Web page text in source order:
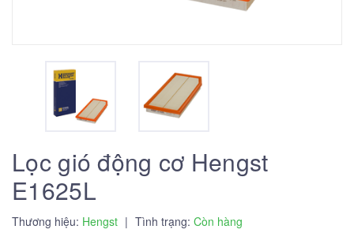
Lọc gió động cơ Hengst
E1625L
Thương hiệu: Hengst | Tình trạng: Còn hàng